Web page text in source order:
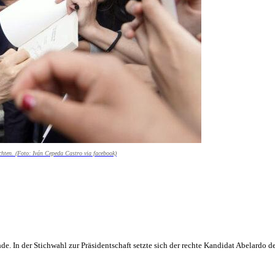
(Foto: Iván Cepeda Castro via facebook)
In der Stichwahl zur Präsidentschaft setzte sich der rechte Kandidat Abelardo